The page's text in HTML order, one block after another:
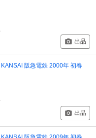
出品
KANSAI 阪急電鉄 2000年 初春
出品